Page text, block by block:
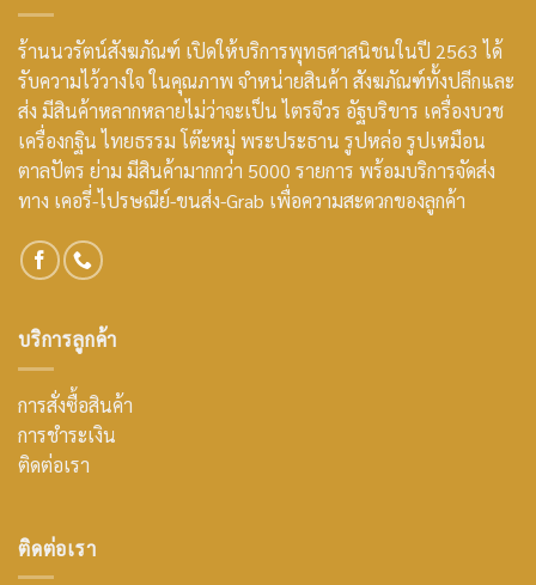
ร้านนวรัตน์สังฆภัณฑ์ เปิดให้บริการพุทธศาสนิชนในปี 2563 ได้
รับความไว้วางใจ ในคุณภาพ จำหน่ายสินค้า สังฆภัณฑ์ทั้งปลีกและ
ส่ง มีสินค้าหลากหลายไม่ว่าจะเป็น ไตรจีวร อัฐบริขาร เครื่องบวช
เครื่องกฐิน ไทยธรรม โต๊ะหมู่ พระประธาน รูปหล่อ รูปเหมือน
ตาลปัตร ย่าม มีสินค้ามากกว่า 5000 รายการ พร้อมบริการจัดส่ง
ทาง เคอรี่-ไปรษณีย์-ขนส่ง-Grab เพื่อความสะดวกของลูกค้า
บริการลูกค้า
การสั่งซื้อสินค้า
การชำระเงิน
ติดต่อเรา
ติดต่อเรา